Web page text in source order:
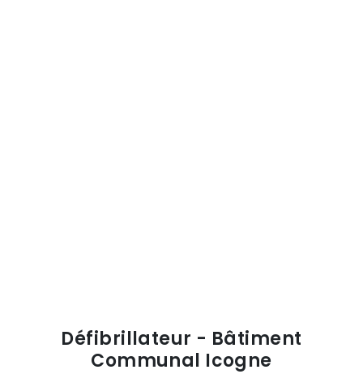
Défibrillateur - Bâtiment
Communal Icogne